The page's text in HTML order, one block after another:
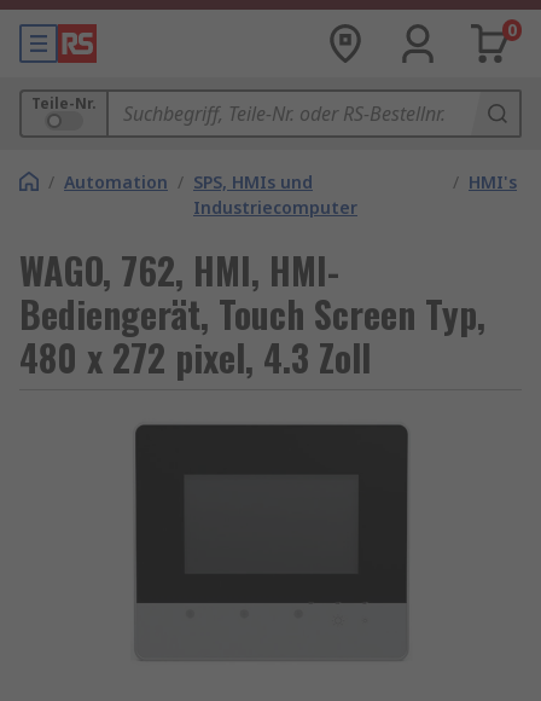
0
Teile-Nr.
/ Automation / SPS, HMIs und
Industriecomputer
/ HMI's
WAGO, 762, HMI, HMI-
Bediengerät, Touch Screen Typ,
480 x 272 pixel, 4.3 Zoll